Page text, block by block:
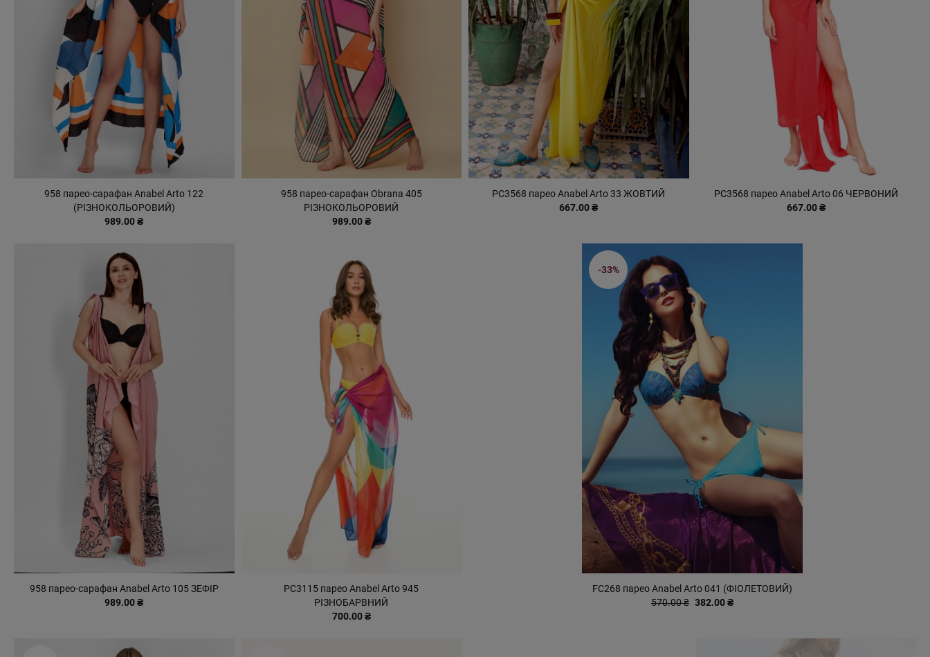
958 парео-сарафан Anabel Arto 122
(РІЗНОКОЛЬОРОВИЙ)
989.00 ₴
958 парео-сарафан Obrana 405
РІЗНОКОЛЬОРОВИЙ
989.00 ₴
PC3568 парео Anabel Arto 33 ЖОВТИЙ
667.00 ₴
PC3568 парео Anabel Arto 06 ЧЕРВОНИЙ
667.00 ₴
958 парео-сарафан Anabel Arto 105 ЗЕФІР
989.00 ₴
PC3115 парео Anabel Arto 945
РІЗНОБАРВНИЙ
700.00 ₴
FC268 парео Anabel Arto 041 (ФІОЛЕТОВИЙ)
570.00 ₴ 382.00 ₴
-33%